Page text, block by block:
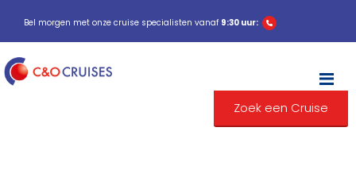
Bel morgen met onze cruise specialisten vanaf 9:30 uur:
Zoek een Cruise